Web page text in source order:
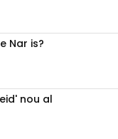
Nar is?
nou al